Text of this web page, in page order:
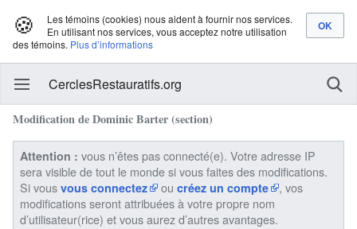
🍪
Les témoins (cookies) nous aident à fournir nos services.
En utilisant nos services, vous acceptez notre utilisation
des témoins. Plus d’informations
CerclesRestauratifs.org
Modification de Dominic Barter (section)
Attention : vous n’êtes pas connecté(e). Votre adresse IP
sera visible de tout le monde si vous faites des modifications.
Si vous vous connectez ou créez un compte
, vos
modifications seront attribuées à votre propre nom
d’utilisateur(rice) et vous aurez d’autres avantages.